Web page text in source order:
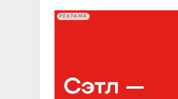
РЕКЛАМА